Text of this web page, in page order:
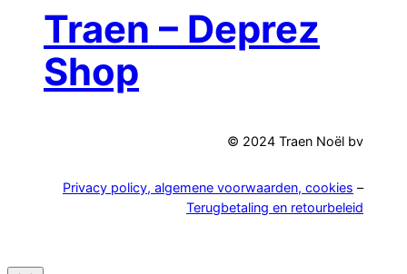
e
Traen – Deprez
Shop
© 2024 Traen Noël bv
Privacy policy, algemene voorwaarden, cookies –
Terugbetaling en retourbeleid